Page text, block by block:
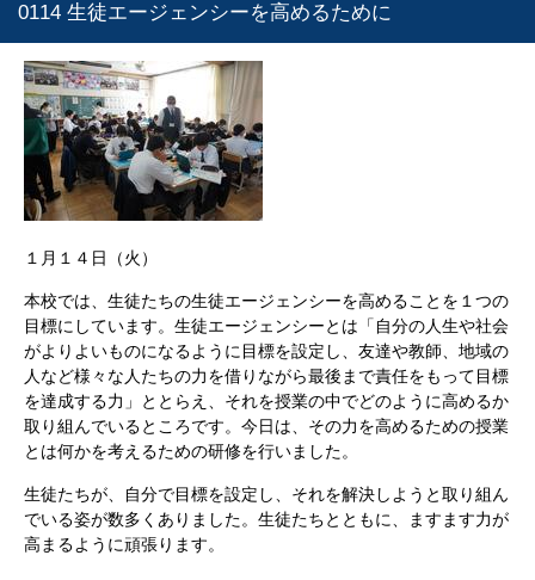
0114 生徒エージェンシーを高めるために
１月１４日（火）
本校では、生徒たちの生徒エージェンシーを高めることを１つの
目標にしています。生徒エージェンシーとは「自分の人生や社会
がよりよいものになるように目標を設定し、友達や教師、地域の
人など様々な人たちの力を借りながら最後まで責任をもって目標
を達成する力」ととらえ、それを授業の中でどのように高めるか
取り組んでいるところです。今日は、その力を高めるための授業
とは何かを考えるための研修を行いました。
生徒たちが、自分で目標を設定し、それを解決しようと取り組ん
でいる姿が数多くありました。生徒たちとともに、ますます力が
高まるように頑張ります。